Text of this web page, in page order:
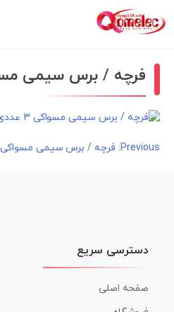
فرچه / برس سیمی مسواکی
راهبری
Previous: فرچه / برس سیمی مسواکی 3 عددی
دسترسی سریع
صفحه اصلی